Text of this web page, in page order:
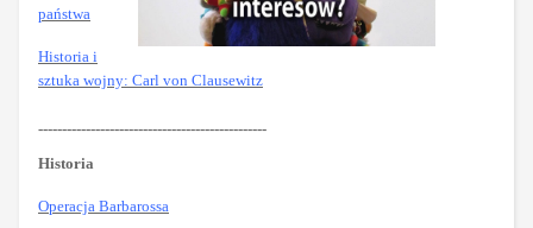
państwa
Historia i
sztuka wojny: Carl von Clausewitz
------------------------------------------------
Historia
Operacja Barbarossa